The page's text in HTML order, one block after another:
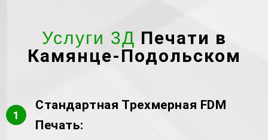
Услуги 3Д Печати в
Камянце-Подольском
1
Стандартная Трехмерная FDM
Печать: